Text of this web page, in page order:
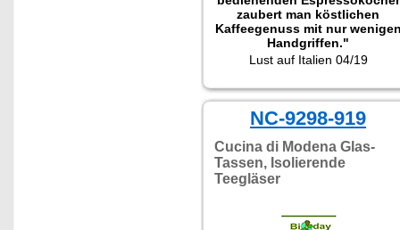
zaubert man köstlichen
Kaffeegenuss mit nur
Handgriffen."
Getestet wurde NX-9256.
Lust auf Italien 04/19
NC-9298-919
Cucina di Modena Glas-
Tassen, Isolierende
Teegläser